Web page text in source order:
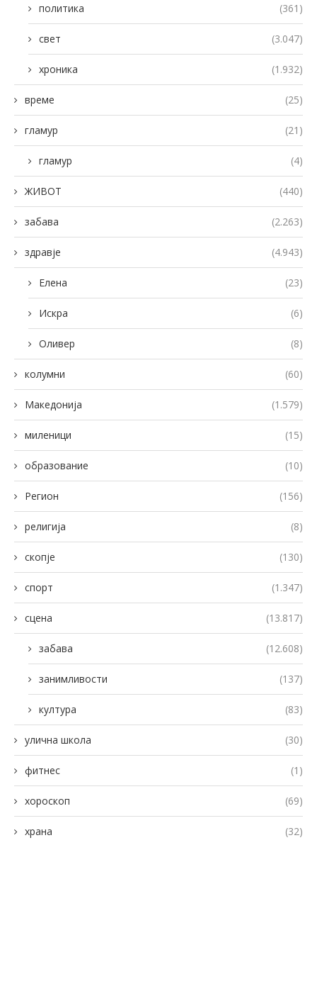
политика (361)
свет (3.047)
хроника (1.932)
време (25)
гламур (21)
гламур (4)
ЖИВОТ (440)
забава (2.263)
здравје (4.943)
Елена (23)
Искра (6)
Оливер (8)
колумни (60)
Македонија (1.579)
миленици (15)
образование (10)
Регион (156)
религија (8)
скопје (130)
спорт (1.347)
сцена (13.817)
забава (12.608)
занимливости (137)
култура (83)
улична школа (30)
фитнес (1)
хороскоп (69)
храна (32)